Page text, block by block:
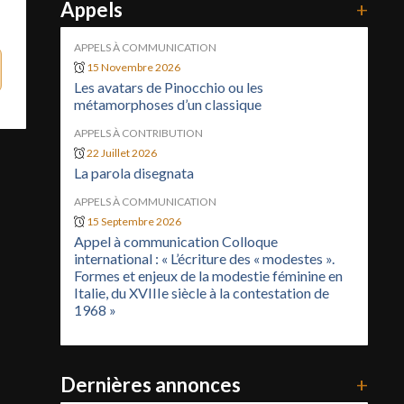
Appels +
APPELS À COMMUNICATION
15 Novembre 2026
Les avatars de Pinocchio ou les
métamorphoses d’un classique
APPELS À CONTRIBUTION
22 Juillet 2026
La parola disegnata
APPELS À COMMUNICATION
15 Septembre 2026
Appel à communication Colloque
international : « L’écriture des « modestes ».
Formes et enjeux de la modestie féminine en
Italie, du XVIIIe siècle à la contestation de
1968 »
Dernières annonces +